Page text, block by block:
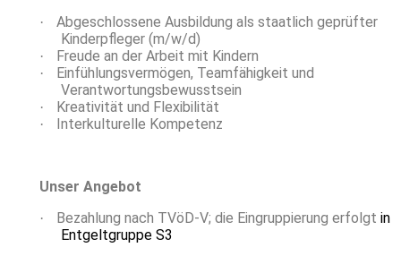
·
Abgeschlossene Ausbildung als staatlich geprüfter
Kinderpfleger (m/w/d)
· Freude an der Arbeit mit Kindern
·
Einfühlungsvermögen, Teamfähigkeit und
Verantwortungsbewusstsein
· Kreativität und Flexibilität
· Interkulturelle Kompetenz
Unser Angebot
· Bezahlung nach TVöD-V; die Eingruppierung erfolgt in
Entgeltgruppe S3